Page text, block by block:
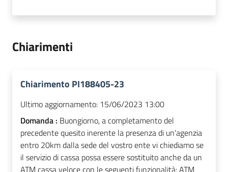
Chiarimenti
Chiarimento PI188405-23
Ultimo aggiornamento: 15/06/2023 13:00
Domanda : Buongiorno, a completamento del
precedente quesito inerente la presenza di un'agenzia
entro 20km dalla sede del vostro ente vi chiediamo se
il servizio di cassa possa essere sostituito anche da un
ATM cassa veloce con le seguenti funzionalità: ATM